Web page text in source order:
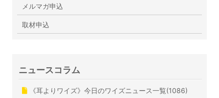
メルマガ申込
取材申込
ニュースコラム
《耳よりワイズ》今日のワイズニュース一覧(1086)